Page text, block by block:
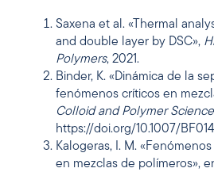
Saxena et al. «Thermal
and double layer by DSC»,
Polymers, 2021.
Binder, K. «Dinámica de la
fenómenos críticos en
Colloid and Polymer Science
https://doi.org/10.1007/
Kalogeras, I. M.
en mezclas de polímeros»,